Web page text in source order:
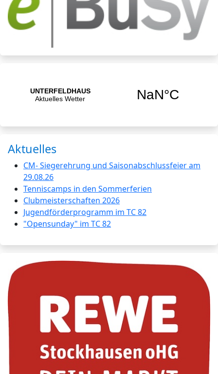
Aktuelles
CM- Siegerehrung und Saisonabschlussfeier am
29.08.26
Tenniscamps in den Sommerferien
Clubmeisterschaften 2026
Jugendförderprogramm im TC 82
"Opensunday" im TC 82